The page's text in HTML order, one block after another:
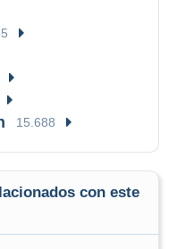
15.688
con este